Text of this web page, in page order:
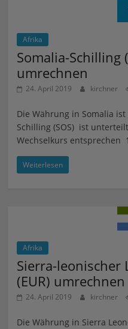
Afrika
Somalia-Schilling
umrechnen
24. April 2019 kirchner
Die Währung in Somalia
Schilling (SOS) ist
Wechselkurs entsprechen
Weiterlesen
Afrika
Sierra-leonischer
(EUR) umrechnen
24. April 2019 kirchner
Die Währung in Sierra